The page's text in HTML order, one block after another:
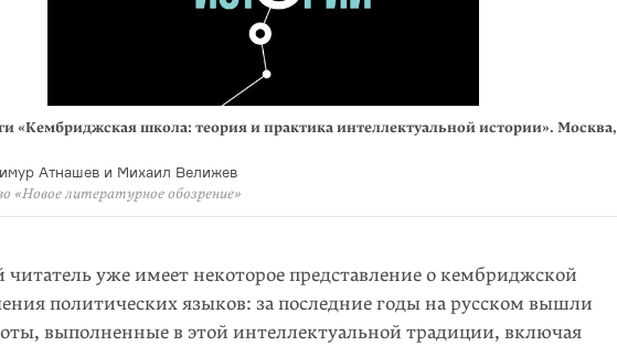
«Кембриджская школа: теория и практика интеллектуальной истории». Москва,
Атнашев и Михаил Велижев
«Новое литературное обозрение»
читатель уже имеет некоторое представление о кембриджской
политических языков: за последние годы на русском вышли
выполненные в этой интеллектуальной традиции, включая